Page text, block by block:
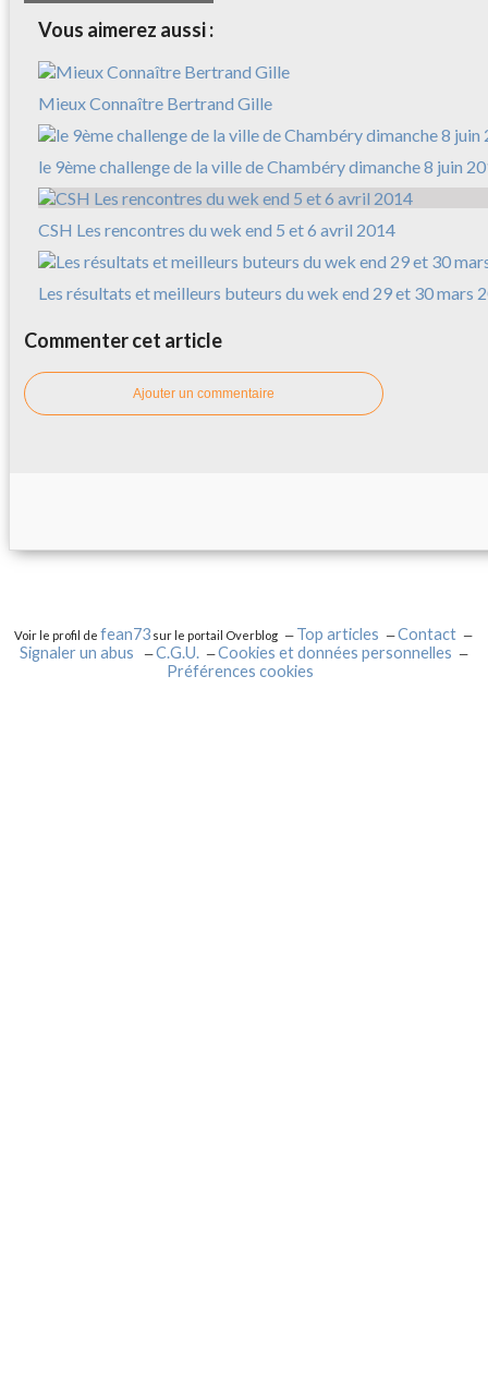
Vous aimerez aussi :
Mieux Connaître Bertrand Gille
le 9ème challenge de la ville de Chambéry dimanche 8 juin
CSH Les rencontres du wek end 5 et 6 avril 2014
Les résultats et meilleurs buteurs du wek end 29 et 30 mars
Commenter cet article
Ajouter un commentaire
Voir le profil defean73 sur le portail Overblog Top articles
Contact
Signaler un abus
C.G.U.
Cookies et données personnelles
Préférences cookies